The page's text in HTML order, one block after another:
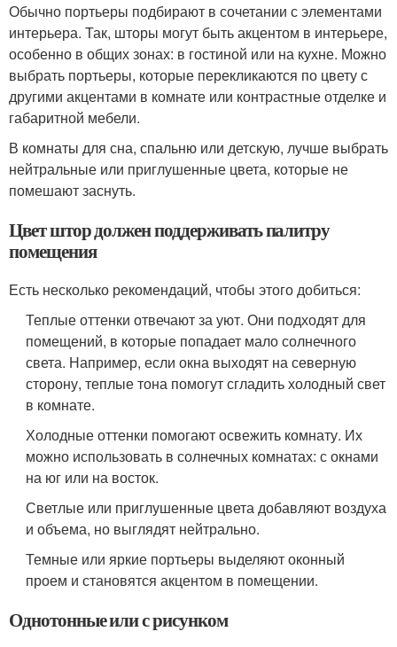
Обычно портьеры подбирают в сочетании с элементами
интерьера. Так, шторы могут быть акцентом в интерьере,
особенно в общих зонах: в гостиной или на кухне. Можно
выбрать портьеры, которые перекликаются по цвету с
другими акцентами в комнате или контрастные отделке и
габаритной мебели.
В комнаты для сна, спальню или детскую, лучше выбрать
нейтральные или приглушенные цвета, которые не
помешают заснуть.
Цвет штор должен поддерживать палитру
помещения
Есть несколько рекомендаций, чтобы этого добиться:
Теплые оттенки отвечают за уют. Они подходят для
помещений, в которые попадает мало солнечного
света. Например, если окна выходят на северную
сторону, теплые тона помогут сгладить холодный свет
в комнате.
Холодные оттенки помогают освежить комнату. Их
можно использовать в солнечных комнатах: с окнами
на юг или на восток.
Светлые или приглушенные цвета добавляют воздуха
и объема, но выглядят нейтрально.
Темные или яркие портьеры выделяют оконный
проем и становятся акцентом в помещении.
Однотонные или с рисунком